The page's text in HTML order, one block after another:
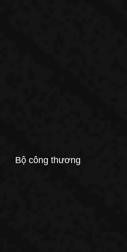
Bộ công thương